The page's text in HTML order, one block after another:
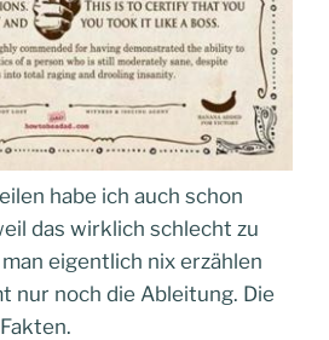
habe ich auch schon
das wirklich schlecht zu
eigentlich nix erzählen
nur noch die Ableitung. Die